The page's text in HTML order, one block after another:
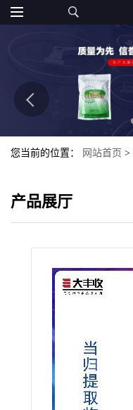
您当前的位置： 网站首页 >
产品展厅